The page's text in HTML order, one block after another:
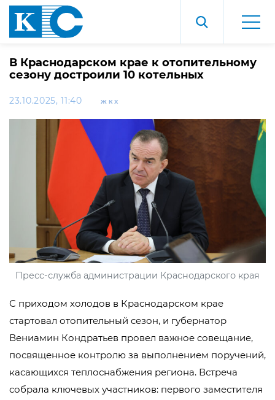
В Краснодарском крае к отопительному
сезону достроили 10 котельных
23.10.2025, 11:40 ЖКХ
Пресс-служба администрации Краснодарского края
С приходом холодов в Краснодарском крае
стартовал отопительный сезон, и губернатор
Вениамин Кондратьев провел важное совещание,
посвященное контролю за выполнением поручений,
касающихся теплоснабжения региона. Встреча
собрала ключевых участников: первого заместителя